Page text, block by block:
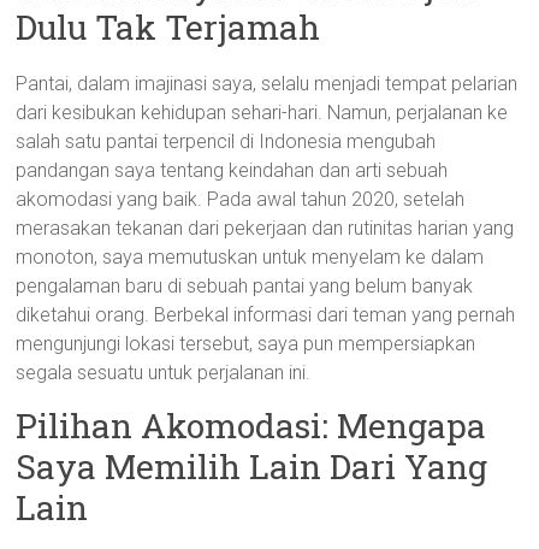
Dulu Tak Terjamah
Pantai, dalam imajinasi saya, selalu menjadi tempat pelarian
dari kesibukan kehidupan sehari-hari. Namun, perjalanan ke
salah satu pantai terpencil di Indonesia mengubah
pandangan saya tentang keindahan dan arti sebuah
akomodasi yang baik. Pada awal tahun 2020, setelah
merasakan tekanan dari pekerjaan dan rutinitas harian yang
monoton, saya memutuskan untuk menyelam ke dalam
pengalaman baru di sebuah pantai yang belum banyak
diketahui orang. Berbekal informasi dari teman yang pernah
mengunjungi lokasi tersebut, saya pun mempersiapkan
segala sesuatu untuk perjalanan ini.
Pilihan Akomodasi: Mengapa
Saya Memilih Lain Dari Yang
Lain